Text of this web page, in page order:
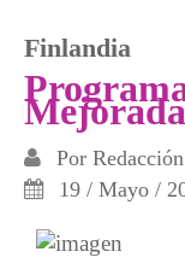
Finlandia
Por Redacción
19 / Mayo /